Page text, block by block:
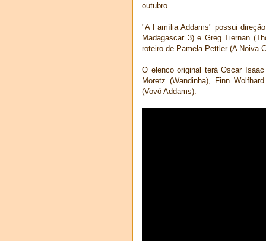
outubro.
"A Família Addams" possui
Madagascar 3) e Greg Tiernan
roteiro de Pamela Pettler (A Noiva
O elenco original terá Oscar
Moretz (Wandinha), Finn
(Vovó Addams).